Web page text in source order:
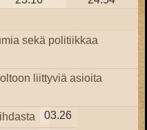
sekä politiikkaa
liittyviä asioita
03.26